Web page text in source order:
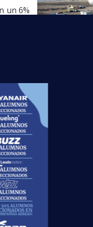
un 6%
, por
el grueso de su
más de 75.000
procesos de
ya mencionadas: